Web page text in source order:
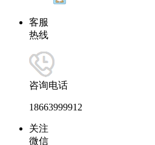
客服
热线
咨询电话
18663999912
关注
微信